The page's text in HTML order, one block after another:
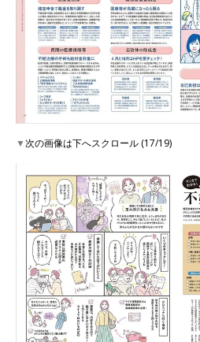
▼次の画像は下へスクロール (17/19)